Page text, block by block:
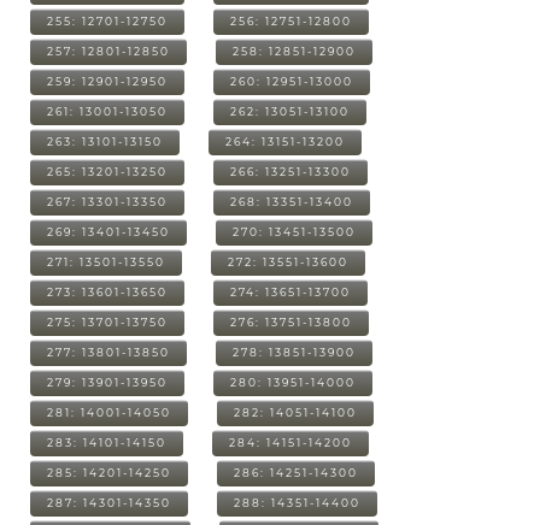
255: 12701-12750 256: 12751-12800
257: 12801-12850 258: 12851-12900
259: 12901-12950 260: 12951-13000
261: 13001-13050 262: 13051-13100
263: 13101-13150 264: 13151-13200
265: 13201-13250 266: 13251-13300
267: 13301-13350 268: 13351-13400
269: 13401-13450 270: 13451-13500
271: 13501-13550 272: 13551-13600
273: 13601-13650 274: 13651-13700
275: 13701-13750 276: 13751-13800
277: 13801-13850 278: 13851-13900
279: 13901-13950 280: 13951-14000
281: 14001-14050 282: 14051-14100
283: 14101-14150 284: 14151-14200
285: 14201-14250 286: 14251-14300
287: 14301-14350 288: 14351-14400